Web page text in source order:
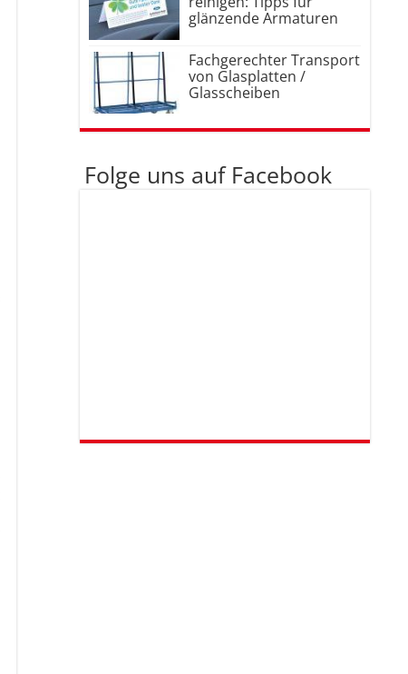
glänzende Armaturen
Fachgerechter Transport
von Glasplatten /
Glasscheiben
Folge uns auf Facebook